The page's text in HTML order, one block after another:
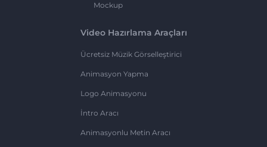
Mockup
Video Hazırlama Araçları
Ücretsiz Müzik Görselleştirici
Animasyon Yapma
Logo Animasyonu
İntro Aracı
Animasyonlu Metin Aracı